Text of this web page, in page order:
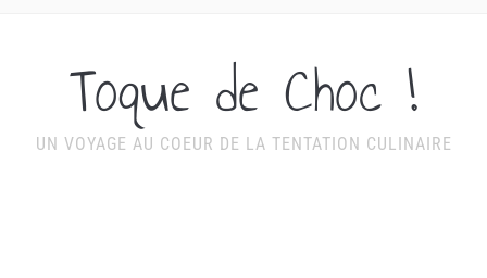
Toque de Choc !
UN VOYAGE AU COEUR DE LA TENTATION CULINAIRE